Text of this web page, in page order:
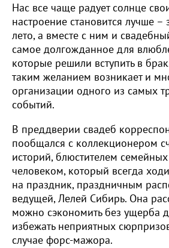
Нас все чаще радует солнце
настроение становится лучше –
лето, а вместе с ним и
самое долгожданное для
которые решили вступить в
таким желанием возникает и
организации одного из самых
событий.
В преддверии свадеб
пообщался с коллекционером
историй, блюстителем
человеком, который всегда
на праздник, праздничным
ведущей, Лелей Сибирь. Она
можно сэкономить без ущерба
избежать неприятных
случае форс-мажора.